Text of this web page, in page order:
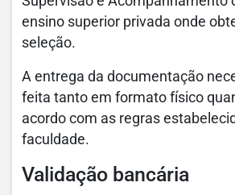
ensino superior privada onde
seleção.
A entrega da documentação
feita tanto em formato físico
acordo com as regras
faculdade.
Validação bancária